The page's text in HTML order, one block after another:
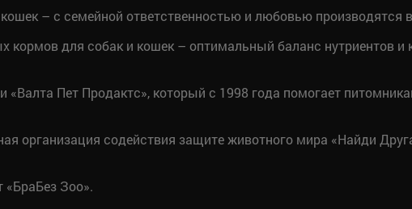
– с семейной ответственностью и любовью производятся
кормов для собак и кошек – оптимальный баланс нутриентов и
Пет Продактс», который с 1998 года помогает
организация содействия защите животного мира «Найди
«БраБез Зоо».